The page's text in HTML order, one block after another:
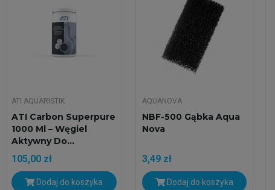
ATI AQUARISTIK
ATI Carbon Superpure
1000 Ml – Węgiel
Aktywny Do...
105,00 zł
Dodaj do koszyka
AQUANOVA
NBF-500 Gąbka Aqua
Nova
3,49 zł
Dodaj do koszyka